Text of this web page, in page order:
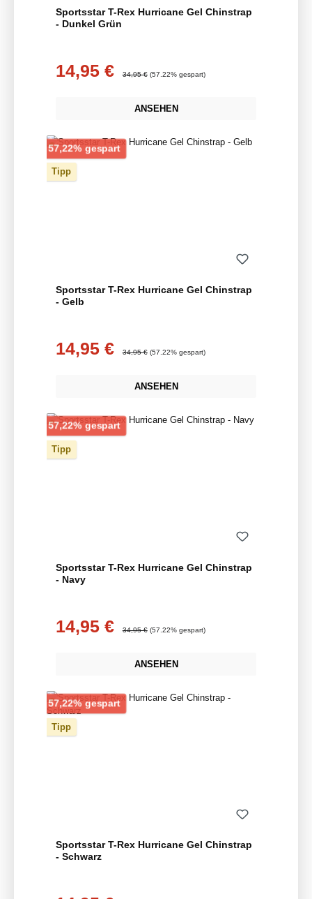
Sportsstar T-Rex Hurricane Gel Chinstrap
- Dunkel Grün
Verkaufspreis:
14,95 € 34,95 € (57.22% gespart)
ANSEHEN
57,22% gespartRabatt
Tipp
Sportsstar T-Rex Hurricane Gel Chinstrap
- Gelb
Verkaufspreis:
14,95 € 34,95 € (57.22% gespart)
ANSEHEN
57,22% gespartRabatt
Tipp
Sportsstar T-Rex Hurricane Gel Chinstrap
- Navy
Verkaufspreis:
14,95 € 34,95 € (57.22% gespart)
ANSEHEN
57,22% gespartRabatt
Tipp
Sportsstar T-Rex Hurricane Gel Chinstrap
- Schwarz